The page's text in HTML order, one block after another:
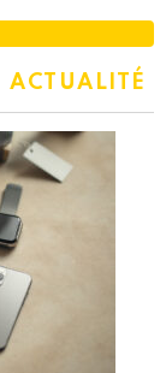
ACTUALITÉ